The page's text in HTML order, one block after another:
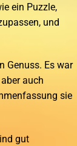
ein Puzzle,
und
Genuss. Es war
auch
sie
gut